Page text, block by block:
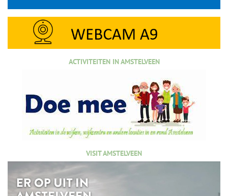
ACTIVITEITEN IN AMSTELVEEN
VISIT AMSTELVEEN